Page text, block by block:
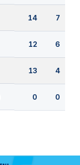
14 7
12 6
13 4
0 0